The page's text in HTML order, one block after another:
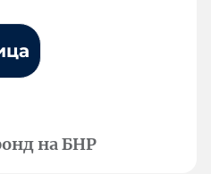
на БНР